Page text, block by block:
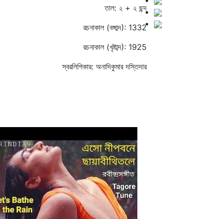
তাল: ২ + ২ ছন্দ
রচনাকাল (বঙ্গাব্দ): 1332
রচনাকাল (খৃষ্টাব্দ): 1925
স্বরলিপিকার: অনাদিকুমার দস্তিদার